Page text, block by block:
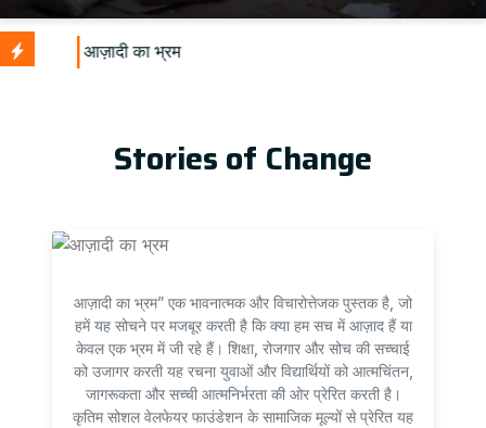
Stories of Change
आज़ादी का भ्रम” एक भावनात्मक और विचारोत्तेजक पुस्तक है, जो
हमें यह सोचने पर मजबूर करती है कि क्या हम सच में आज़ाद हैं या
केवल एक भ्रम में जी रहे हैं। शिक्षा, रोजगार और सोच की सच्चाई
को उजागर करती यह रचना युवाओं और विद्यार्थियों को आत्मचिंतन,
जागरूकता और सच्ची आत्मनिर्भरता की ओर प्रेरित करती है।
कृतिम सोशल वेलफेयर फाउंडेशन के सामाजिक मूल्यों से प्रेरित यह